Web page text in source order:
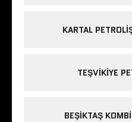
KARTAL
TEŞVIKIYE
BEŞIKTAŞ